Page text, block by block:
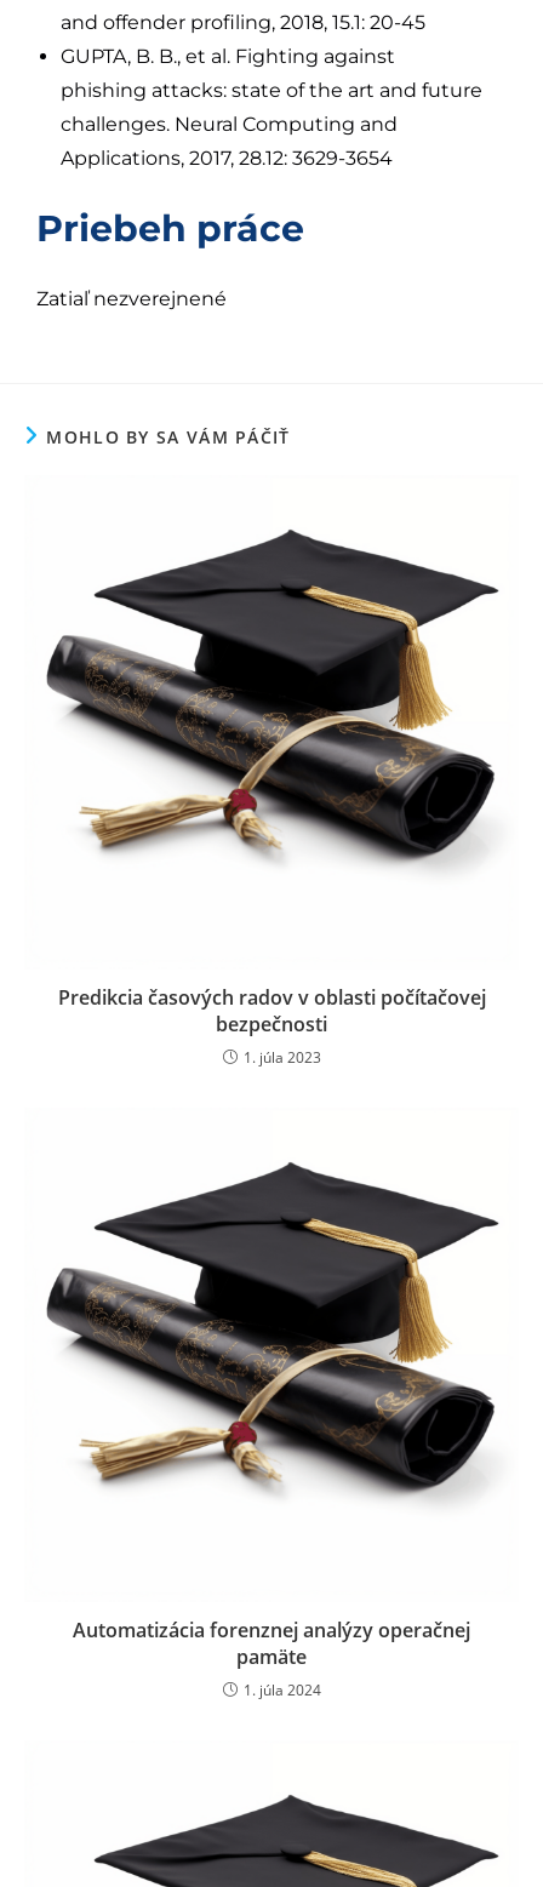
and offender profiling, 2018, 15.1: 20-45
GUPTA, B. B., et al. Fighting against
phishing attacks: state of the art and future
challenges. Neural Computing and
Applications, 2017, 28.12: 3629-3654
Priebeh práce
Zatiaľ nezverejnené
MOHLO BY SA VÁM PÁČIŤ
Predikcia časových radov v oblasti počítačovej
bezpečnosti
1. júla 2023
Automatizácia forenznej analýzy operačnej
pamäte
1. júla 2024